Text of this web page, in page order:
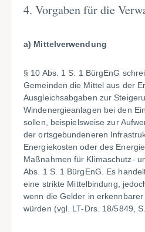
4. Vorgaben für die
a) Mittelverwendung
§ 10 Abs. 1 S. 1 BürgEnG
Gemeinden die Mittel aus der
Ausgleichsabgaben zur
Windenergieanlagen bei den
sollen, beispielsweise zur
der ortsgebundeneren
Energiekosten oder des
Maßnahmen für Klimaschutz-
Abs. 1 S. 1 BürgEnG. Es
eine strikte Mittelbindung,
wenn die Gelder in
würden (vgl. LT-Drs. 18/5849,